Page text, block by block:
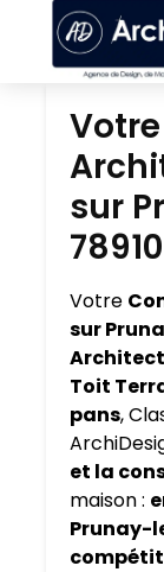
sur
78910
Votre
sur
Toit
pans,
et la
maison :
Prunay-